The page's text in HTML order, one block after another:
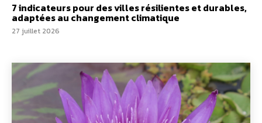
7 indicateurs pour des villes résilientes et durables,
adaptées au changement climatique
27 juillet 2026